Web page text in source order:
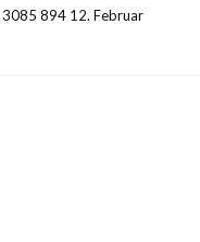
3085 894 12. Februar